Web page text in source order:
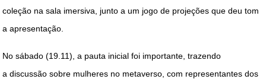
coleção na sala imersiva, junto a um jogo de projeções que deu tom
a apresentação.
No sábado (19.11), a pauta inicial foi importante, trazendo
a discussão sobre mulheres no metaverso, com representantes dos